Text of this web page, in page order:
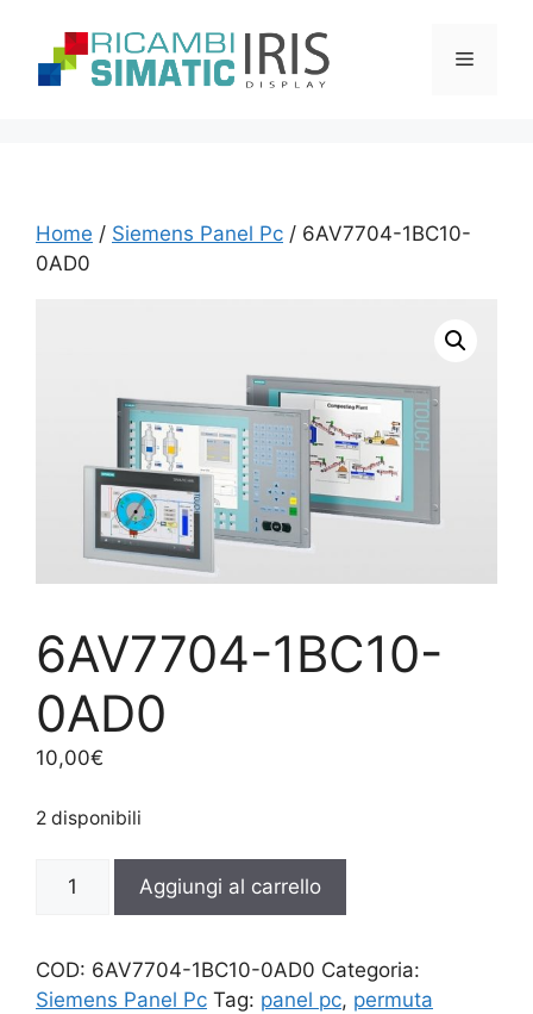
contenuto
Menu
Home / Siemens Panel Pc / 6AV7704-1BC10-
0AD0
6AV7704-1BC10-
0AD0
10,00€
2 disponibili
6AV7704-
quantità
Aggiungi al carrello
COD: 6AV7704-1BC10-0AD0 Categoria:
Siemens Panel Pc Tag: panel pc, permuta